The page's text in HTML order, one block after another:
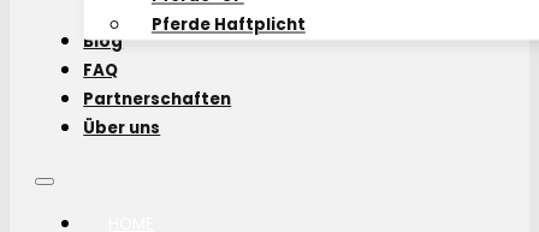
Pferde Haftplicht
Blog
FAQ
Partnerschaften
Über uns